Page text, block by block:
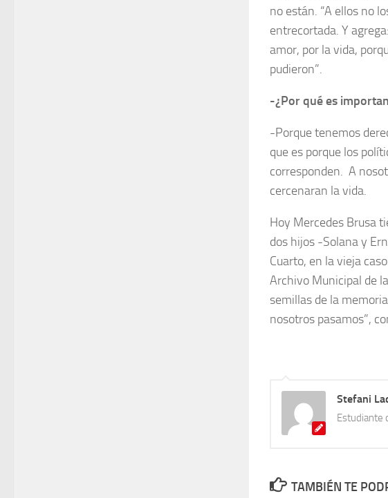
no están. “A ellos no
entrecortada. Y
amor, por la vida,
pudieron”.
-¿Por qué es
-Porque tenemos
que es porque los
corresponden. A
cercenaran la vida.
Hoy Mercedes Brusa
dos hijos -Solana y
Cuarto, en la vieja
Archivo Municipal de
semillas de la
nosotros pasamos”,
Stefani
Estudiante
TAMBIÉN TE